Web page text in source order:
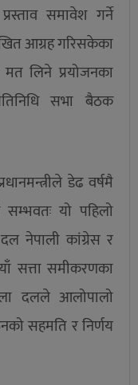
समावेश गर्ने
आग्रह गरिसकेका
मत लिने प्रयोजनका
सभा बैठक
डेढ वर्षमै
यो पहिलो
नेपाली कांग्रेस र
सत्ता समीकरणका
दलले आलोपालो
सहमति र निर्णय